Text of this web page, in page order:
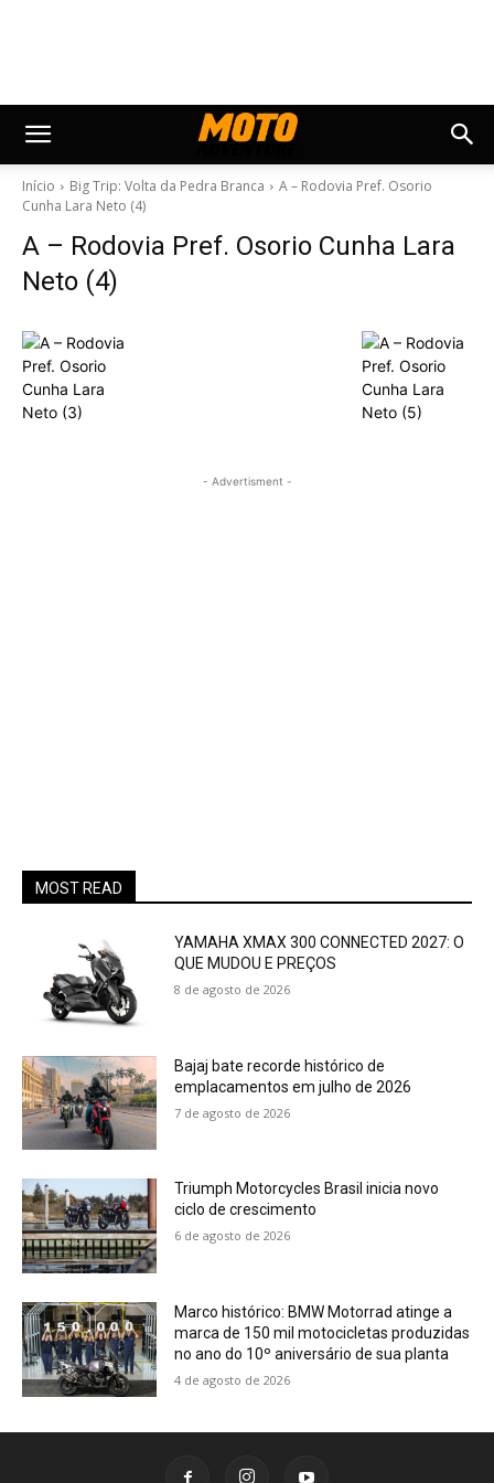
Início Big Trip: Volta da Pedra Branca
A – Rodovia Pref. Osorio
Cunha Lara Neto (4)
A – Rodovia Pref. Osorio Cunha Lara
Neto (4)
- Advertisment -
MOST READ
YAMAHA XMAX 300 CONNECTED 2027: O
QUE MUDOU E PREÇOS
8 de agosto de 2026
Bajaj bate recorde histórico de
emplacamentos em julho de 2026
7 de agosto de 2026
Triumph Motorcycles Brasil inicia novo
ciclo de crescimento
6 de agosto de 2026
Marco histórico: BMW Motorrad atinge a
marca de 150 mil motocicletas produzidas
no ano do 10º aniversário de sua planta
4 de agosto de 2026